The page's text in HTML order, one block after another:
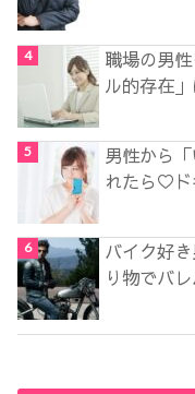
職場の男
ル的存在
男性から
れたら♡ド
バイク好
り物でバ